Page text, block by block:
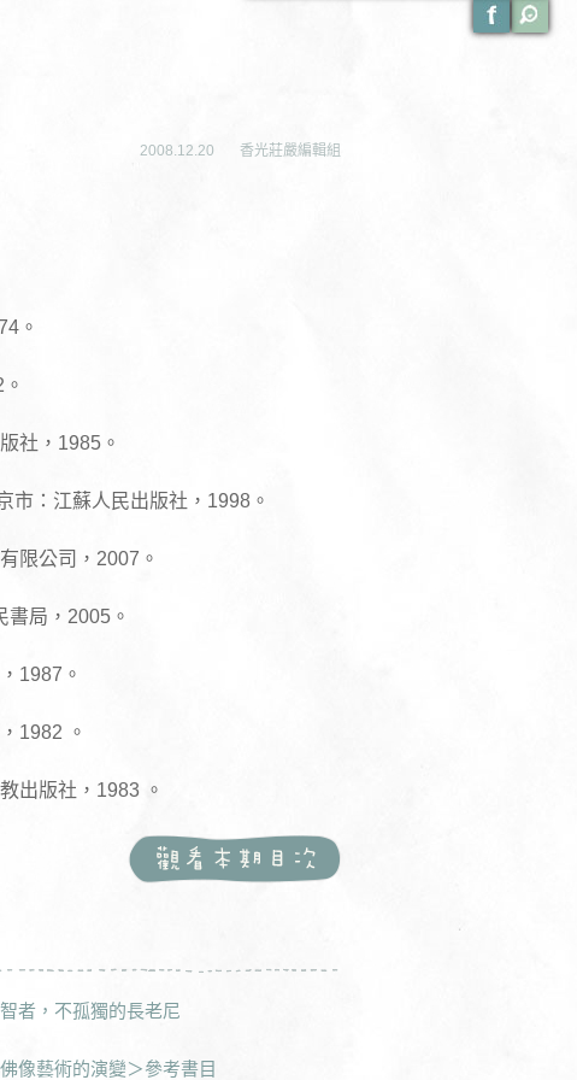
2008.12.20 香光莊嚴編輯組
。
社，1985。
市：江蘇人民出版社，1998。
限公司，2007。
局，2005。
1987。
1982 。
出版社，1983 。
者，不孤獨的長老尼
像藝術的演變＞參考書目